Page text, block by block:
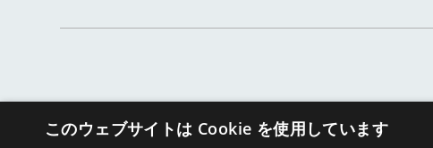
このウェブサイトは Cookie を使用しています